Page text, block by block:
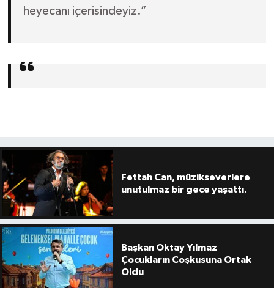
heyecanı içerisindeyiz.”
Fettah Can, müzikseverlere
unutulmaz bir gece yaşattı.
Başkan Oktay Yılmaz
Çocukların Coşkusuna Ortak
Oldu